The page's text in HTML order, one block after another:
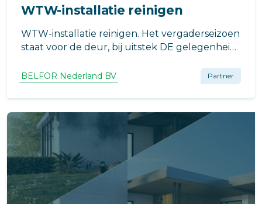
WTW-installatie reinigen
WTW-installatie reinigen. Het vergaderseizoen
staat voor de deur, bij uitstek DE gelegenheid
(mechanische)ventilatiekanalen of WTW-
installaties onder de aandacht te brengen.
BELFOR Nederland BV Partner